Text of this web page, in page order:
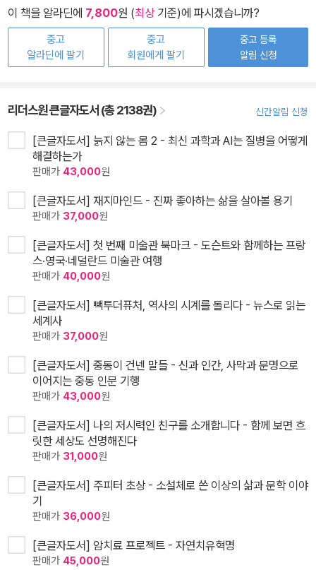
이 책을 알라딘에 7,800원 (최상기준)에 파시겠습니까?
중고
알라딘에 팔기
중고
회원에게 팔기
중고 등록
알림 신청
리더스원 큰글자도서 (총 2138권) 신간알림 신청
[큰글자도서] 늙지 않는 몸 2 - 최신 과학과 AI는 질병을 어떻게
해결하는가
판매가 43,000원
[큰글자도서] 재지마인드 - 진짜 좋아하는 삶을 살아볼 용기
판매가 37,000원
[큰글자도서] 첫 번째 미술관 북마크 - 도슨트와 함께하는 프랑
스·영국·네덜란드 미술관 여행
판매가 40,000원
[큰글자도서] 빽투더퓨처, 역사의 시계를 돌리다 - 뉴스로 읽는
세계사
판매가 37,000원
[큰글자도서] 중동이 건넨 말들 - 신과 인간, 사막과 문명으로
이어지는 중동 인문 기행
판매가 43,000원
[큰글자도서] 나의 저시력인 친구를 소개합니다 - 함께 보면 흐
릿한 세상도 선명해진다
판매가 31,000원
[큰글자도서] 주피터 초상 - 소설체로 쓴 이상의 삶과 문학 이야
기
판매가 36,000원
[큰글자도서] 암치료 프로젝트 - 자연치유혁명
판매가 45,000원